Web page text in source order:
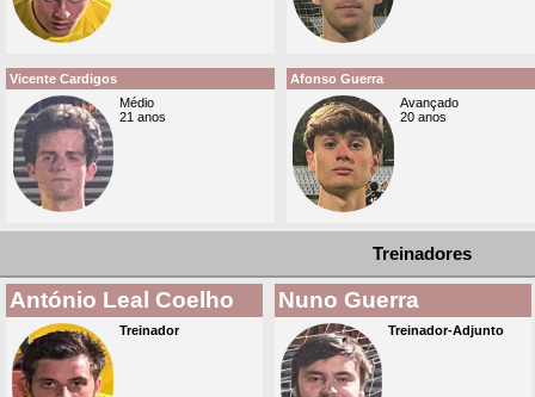
Vicente Cardigos
Médio
21 anos
Afonso Guerra
Avançado
20 anos
Treinadores
António Leal Coelho
Treinador
Nuno Guerra
Treinador-Adjunto